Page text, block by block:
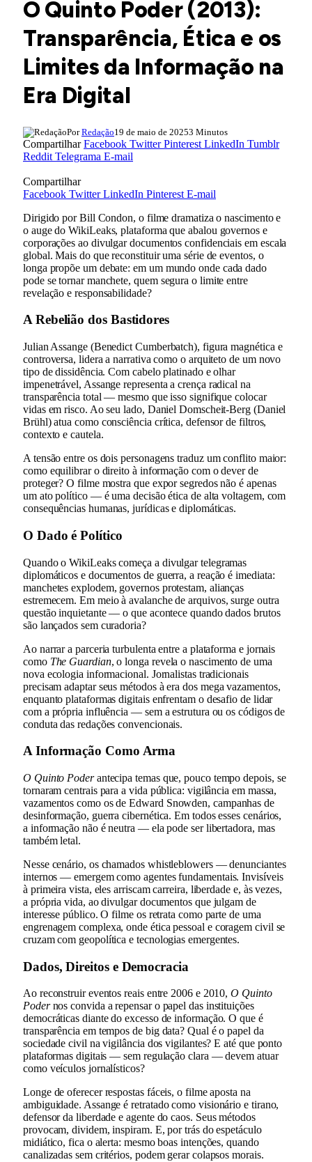
O Quinto Poder (2013):
Transparência, Ética e os
Limites da Informação na
Era Digital
Por Redação19 de maio de 20253 Minutos
CompartilharFacebook Twitter Pinterest LinkedIn Tumblr
Reddit Telegrama E-mail
Compartilhar
Facebook Twitter LinkedIn Pinterest E-mail
Dirigido por Bill Condon, o filme dramatiza o nascimento e
o auge do WikiLeaks, plataforma que abalou governos e
corporações ao divulgar documentos confidenciais em escala
global. Mais do que reconstituir uma série de eventos, o
longa propõe um debate: em um mundo onde cada dado
pode se tornar manchete, quem segura o limite entre
revelação e responsabilidade?
A Rebelião dos Bastidores
Julian Assange (Benedict Cumberbatch), figura magnética e
controversa, lidera a narrativa como o arquiteto de um novo
tipo de dissidência. Com cabelo platinado e olhar
impenetrável, Assange representa a crença radical na
transparência total — mesmo que isso signifique colocar
vidas em risco. Ao seu lado, Daniel Domscheit-Berg (Daniel
Brühl) atua como consciência crítica, defensor de filtros,
contexto e cautela.
A tensão entre os dois personagens traduz um conflito maior:
como equilibrar o direito à informação com o dever de
proteger? O filme mostra que expor segredos não é apenas
um ato político — é uma decisão ética de alta voltagem, com
consequências humanas, jurídicas e diplomáticas.
O Dado é Político
Quando o WikiLeaks começa a divulgar telegramas
diplomáticos e documentos de guerra, a reação é imediata:
manchetes explodem, governos protestam, alianças
estremecem. Em meio à avalanche de arquivos, surge outra
questão inquietante — o que acontece quando dados brutos
são lançados sem curadoria?
Ao narrar a parceria turbulenta entre a plataforma e jornais
como The Guardian, o longa revela o nascimento de uma
nova ecologia informacional. Jornalistas tradicionais
precisam adaptar seus métodos à era dos mega vazamentos,
enquanto plataformas digitais enfrentam o desafio de lidar
com a própria influência — sem a estrutura ou os códigos de
conduta das redações convencionais.
A Informação Como Arma
O Quinto Poderantecipa temas que, pouco tempo depois, se
tornaram centrais para a vida pública: vigilância em massa,
vazamentos como os de Edward Snowden, campanhas de
desinformação, guerra cibernética. Em todos esses cenários,
a informação não é neutra — ela pode ser libertadora, mas
também letal.
Nesse cenário, os chamados whistleblowers — denunciantes
internos — emergem como agentes fundamentais. Invisíveis
à primeira vista, eles arriscam carreira, liberdade e, às vezes,
a própria vida, ao divulgar documentos que julgam de
interesse público. O filme os retrata como parte de uma
engrenagem complexa, onde ética pessoal e coragem civil se
cruzam com geopolítica e tecnologias emergentes.
Dados, Direitos e Democracia
Ao reconstruir eventos reais entre 2006 e 2010,O Quinto
Podernos convida a repensar o papel das instituições
democráticas diante do excesso de informação. O que é
transparência em tempos de big data? Qual é o papel da
sociedade civil na vigilância dos vigilantes? E até que ponto
plataformas digitais — sem regulação clara — devem atuar
como veículos jornalísticos?
Longe de oferecer respostas fáceis, o filme aposta na
ambiguidade. Assange é retratado como visionário e tirano,
defensor da liberdade e agente do caos. Seus métodos
provocam, dividem, inspiram. E, por trás do espetáculo
midiático, fica o alerta: mesmo boas intenções, quando
canalizadas sem critérios, podem gerar colapsos morais.